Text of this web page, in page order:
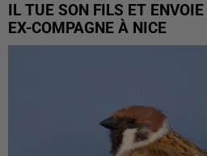
IL TUE SON FILS ET
EX-COMPAGNE À NICE